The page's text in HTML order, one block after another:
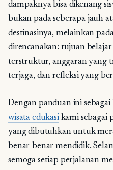
dampaknya bisa dikenang
bukan pada seberapa jauh
destinasinya, melainkan
direncanakan: tujuan
terstruktur, anggaran yang
terjaga, dan refleksi yang
Dengan panduan ini
wisata edukasikami sebagai
yang dibutuhkan untuk
benar-benar mendidik.
semoga setiap perjalanan